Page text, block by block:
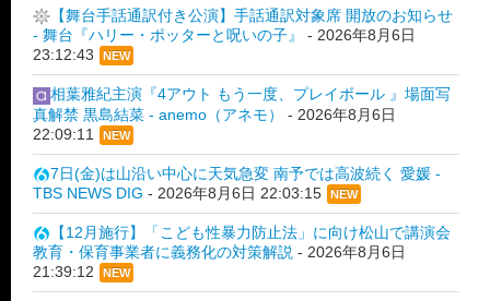
【舞台手話通訳付き公演】手話通訳対象席 開放のお知らせ
- 舞台『ハリー・ポッターと呪いの子』
- 2026年8月6日
23:12:43
NEW
相葉雅紀主演『4アウト もう一度、プレイボール 』場面写
真解禁 黒島結菜 - anemo（アネモ）
- 2026年8月6日
22:09:11
NEW
7日(金)は山沿い中心に天気急変 南予では高波続く 愛媛 -
TBS NEWS DIG - 2026年8月6日 22:03:15 NEW
【12月施行】「こども性暴力防止法」に向け松山で講演会
教育・保育事業者に義務化の対策解説 - 2026年8月6日
21:39:12
NEW